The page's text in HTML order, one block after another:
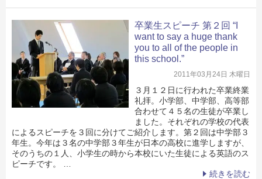
卒業生スピーチ 第２回 “I
want to say a huge thank
you to all of the people in
this school.”
2011年03月24日 木曜日
３月１２日に行われた卒業終業
礼拝。小学部、中学部、高等部
合わせて４５名の生徒が卒業し
ました。それぞれの学校の代表
によるスピーチを３回に分けてご紹介します。第２回は中学部３
年生。今年は３名の中学部３年生が日本の高校に進学しますが、
そのうちの１人、小学生の時から本校にいた生徒による英語のス
ピーチです。 …
続きを読む